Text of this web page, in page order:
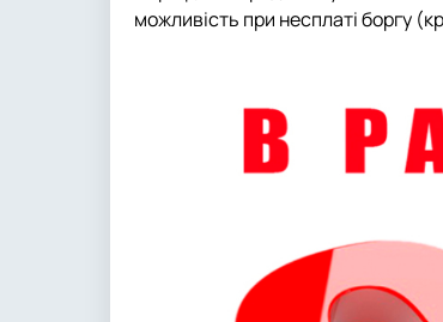
можливість при несплаті боргу